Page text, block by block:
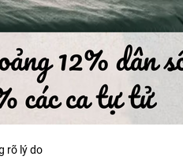
rõ lý do